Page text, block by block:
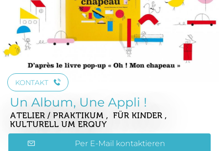
KONTAKT
Un Album, Une Appli !
ATELIER / PRAKTIKUM , FÜR KINDER ,
KULTURELL UM ERQUY
Per E-Mail kontaktieren